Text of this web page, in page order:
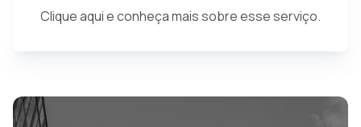
Clique aqui e conheça mais sobre esse serviço.